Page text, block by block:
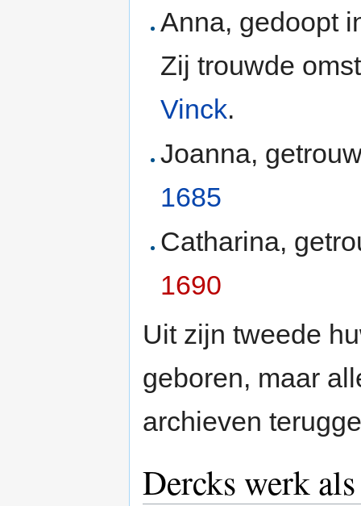
Anna, gedoopt
Zij trouwde
Vinck.
Joanna,
1685
Catharina,
1690
Uit zijn tweede
geboren, maar
archieven
Dercks werk